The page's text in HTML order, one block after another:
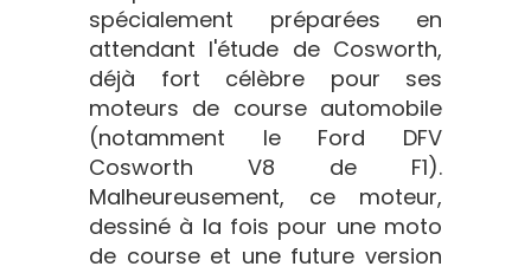
spécialement préparées en
attendant l'étude de Cosworth,
déjà fort célèbre pour ses
moteurs de course automobile
(notamment le Ford DFV
Cosworth V8 de F1).
Malheureusement, ce moteur,
dessiné à la fois pour une moto
de course et une future version